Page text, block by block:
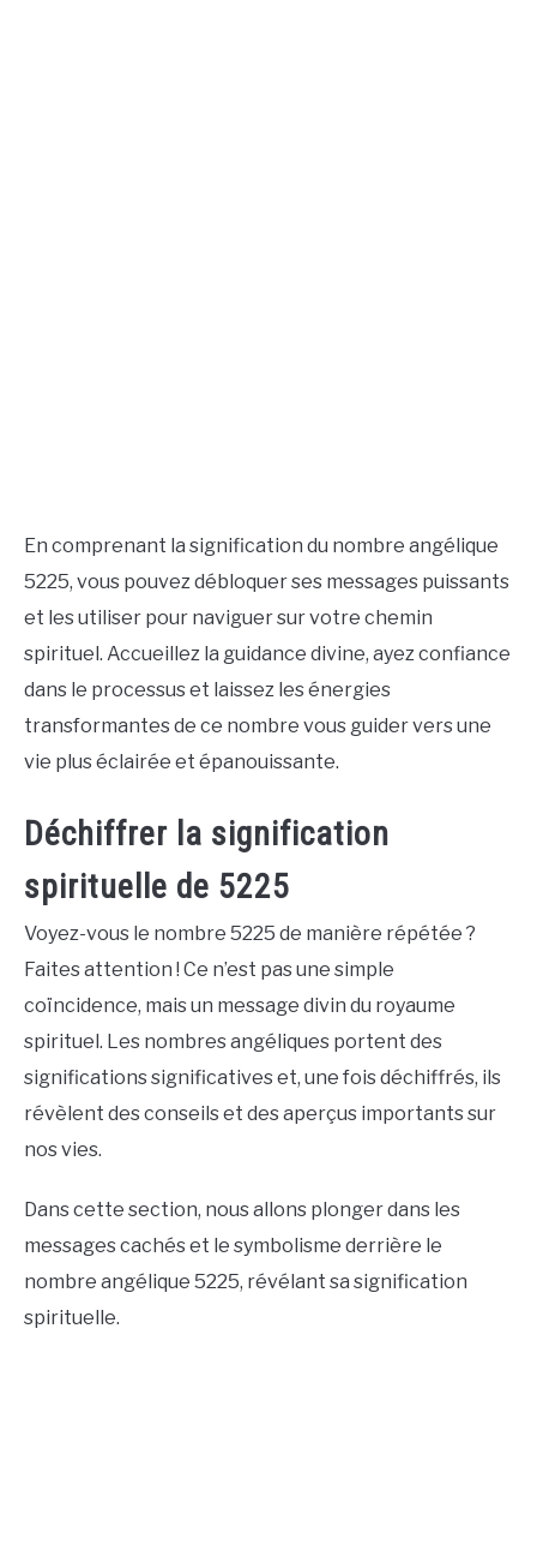
En comprenant la signification du nombre angélique
5225, vous pouvez débloquer ses messages puissants
et les utiliser pour naviguer sur votre chemin
spirituel. Accueillez la guidance divine, ayez confiance
dans le processus et laissez les énergies
transformantes de ce nombre vous guider vers une
vie plus éclairée et épanouissante.
Déchiffrer la signification
spirituelle de 5225
Voyez-vous le nombre 5225 de manière répétée ?
Faites attention ! Ce n’est pas une simple
coïncidence, mais un message divin du royaume
spirituel. Les nombres angéliques portent des
significations significatives et, une fois déchiffrés, ils
révèlent des conseils et des aperçus importants sur
nos vies.
Dans cette section, nous allons plonger dans les
messages cachés et le symbolisme derrière le
nombre angélique 5225, révélant sa signification
spirituelle.